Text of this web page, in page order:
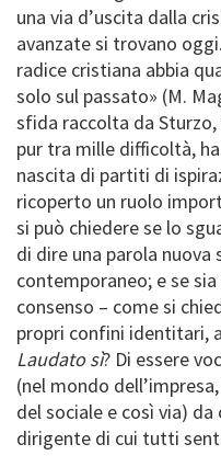
una via d’uscita dalla
avanzate si trovano
radice cristiana abbia
solo sul passato» (M.
sfida raccolta da
pur tra mille difficoltà,
nascita di partiti di
ricoperto un ruolo
si può chiedere se lo
di dire una parola nuova
contemporaneo; e se
consenso – come si
propri confini identitari,
Laudato sì? Di essere
(nel mondo
del sociale e così via)
dirigente di cui tutti